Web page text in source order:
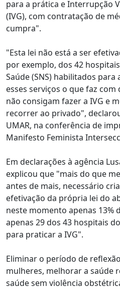
para a prática e Interrupção
(IVG), com contratação de
cumpra".
"Esta lei não está a ser
por exemplo, dos 42
Saúde (SNS) habilitados para
esses serviços o que faz
não consigam fazer a IVG e
recorrer ao privado",
UMAR, na conferência de
Manifesto Feminista
Em declarações à agência
explicou que "mais do que
antes de mais, necessário
efetivação da própria lei do
neste momento apenas 13%
apenas 29 dos 43 hospitais
para praticar a IVG".
Eliminar o período de
mulheres, melhorar a saúde
saúde sem violência